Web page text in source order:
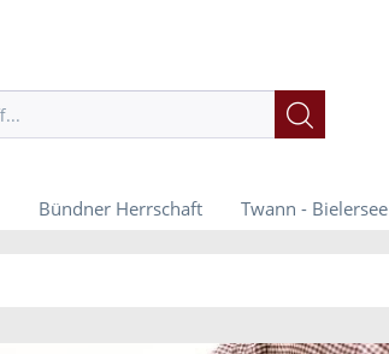
Bündner Herrschaft Twann - Bielersee